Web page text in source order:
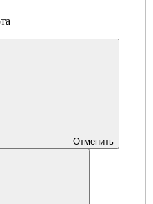
Отменить